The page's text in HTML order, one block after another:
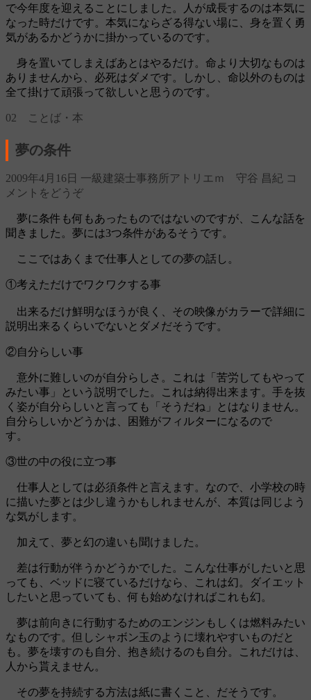
で今年度を迎えることにしました。人が成長するのは本気に
なった時だけです。本気にならざる得ない場に、身を置く勇
気があるかどうかに掛かっているのです。
身を置いてしまえばあとはやるだけ。命より大切なものは
ありませんから、必死はダメです。しかし、命以外のものは
全て掛けて頑張って欲しいと思うのです。
02 ことば・本
夢の条件
2009年4月16日 一級建築士事務所アトリエｍ 守谷 昌紀 コ
メントをどうぞ
夢に条件も何もあったものではないのですが、こんな話を
聞きました。夢には3つ条件があるそうです。
ここではあくまで仕事人としての夢の話し。
①考えただけでワクワクする事
出来るだけ鮮明なほうが良く、その映像がカラーで詳細に
説明出来るくらいでないとダメだそうです。
②自分らしい事
意外に難しいのが自分らしさ。これは「苦労してもやって
みたい事」という説明でした。これは納得出来ます。手を抜
く姿が自分らしいと言っても「そうだね」とはなりません。
自分らしいかどうかは、困難がフィルターになるので
す。
③世の中の役に立つ事
仕事人としては必須条件と言えます。なので、小学校の時
に描いた夢とは少し違うかもしれませんが、本質は同じよう
な気がします。
加えて、夢と幻の違いも聞けました。
差は行動が伴うかどうかでした。こんな仕事がしたいと思
っても、ベッドに寝ているだけなら、これは幻。ダイエット
したいと思っていても、何も始めなければこれも幻。
夢は前向きに行動するためのエンジンもしくは燃料みたい
なものです。但しシャボン玉のように壊れやすいものだと
も。夢を壊すのも自分、抱き続けるのも自分。これだけは、
人から貰えません。
その夢を持続する方法は紙に書くこと、だそうです。